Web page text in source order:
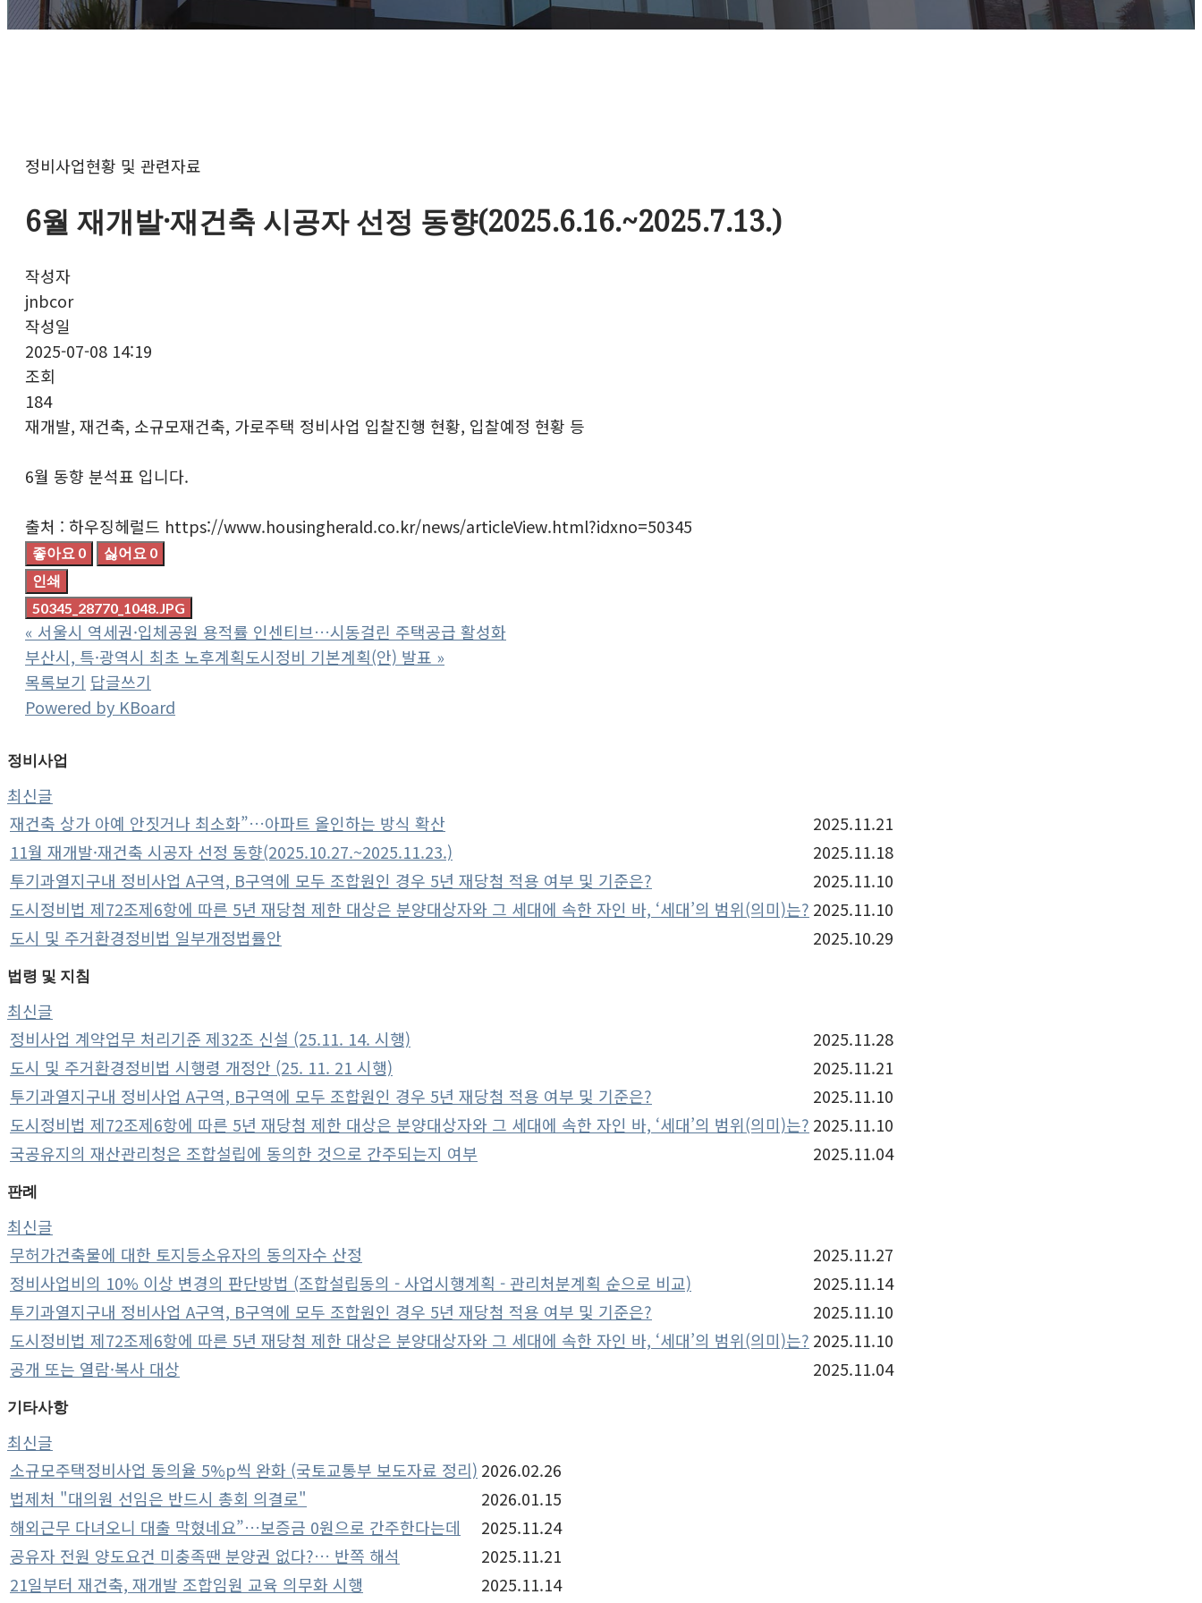
정비사업현황 및 관련자료
6월 재개발·재건축 시공자 선정 동향(2025.6.16.~2025.7.13.)
작성자
jnbcor
작성일
2025-07-08 14:19
조회
184
재개발, 재건축, 소규모재건축, 가로주택 정비사업 입찰진행 현황, 입찰예정 현황 등
6월 동향 분석표 입니다.
출처 : 하우징헤럴드 https://www.housingherald.co.kr/news/articleView.html?idxno=50345
좋아요 0 싫어요 0
인쇄
50345_28770_1048.JPG
« 서울시 역세권·입체공원 용적률 인센티브…시동걸린 주택공급 활성화
부산시, 특·광역시 최초 노후계획도시정비 기본계획(안) 발표 »
목록보기 답글쓰기
Powered by KBoard
정비사업
최신글
재건축 상가 아예 안짓거나 최소화”…아파트 올인하는 방식 확산
2025.11.21
11월 재개발·재건축 시공자 선정 동향(2025.10.27.~2025.11.23.)
2025.11.18
투기과열지구내 정비사업 A구역, B구역에 모두 조합원인 경우 5년 재당첨 적용 여부 및 기준은?
2025.11.10
도시정비법 제72조제6항에 따른 5년 재당첨 제한 대상은 분양대상자와 그 세대에 속한 자인 바, ‘세대’의 범위(의미)는? 2025.11.10
도시 및 주거환경정비법 일부개정법률안
2025.10.29
법령 및 지침
최신글
정비사업 계약업무 처리기준 제32조 신설 (25.11. 14. 시행)
2025.11.28
도시 및 주거환경정비법 시행령 개정안 (25. 11. 21 시행)
2025.11.21
투기과열지구내 정비사업 A구역, B구역에 모두 조합원인 경우 5년 재당첨 적용 여부 및 기준은?
2025.11.10
도시정비법 제72조제6항에 따른 5년 재당첨 제한 대상은 분양대상자와 그 세대에 속한 자인 바, ‘세대’의 범위(의미)는? 2025.11.10
국공유지의 재산관리청은 조합설립에 동의한 것으로 간주되는지 여부
2025.11.04
판례
최신글
무허가건축물에 대한 토지등소유자의 동의자수 산정
2025.11.27
정비사업비의 10% 이상 변경의 판단방법 (조합설립동의 - 사업시행계획 - 관리처분계획 순으로 비교)
2025.11.14
투기과열지구내 정비사업 A구역, B구역에 모두 조합원인 경우 5년 재당첨 적용 여부 및 기준은?
2025.11.10
도시정비법 제72조제6항에 따른 5년 재당첨 제한 대상은 분양대상자와 그 세대에 속한 자인 바, ‘세대’의 범위(의미)는? 2025.11.10
공개 또는 열람·복사 대상
2025.11.04
기타사항
최신글
소규모주택정비사업 동의율 5%p씩 완화 (국토교통부 보도자료 정리) 2026.02.26
법제처 "대의원 선임은 반드시 총회 의결로"
2026.01.15
해외근무 다녀오니 대출 막혔네요”…보증금 0원으로 간주한다는데
2025.11.24
공유자 전원 양도요건 미충족땐 분양권 없다?… 반쪽 해석
2025.11.21
21일부터 재건축, 재개발 조합임원 교육 의무화 시행
2025.11.14